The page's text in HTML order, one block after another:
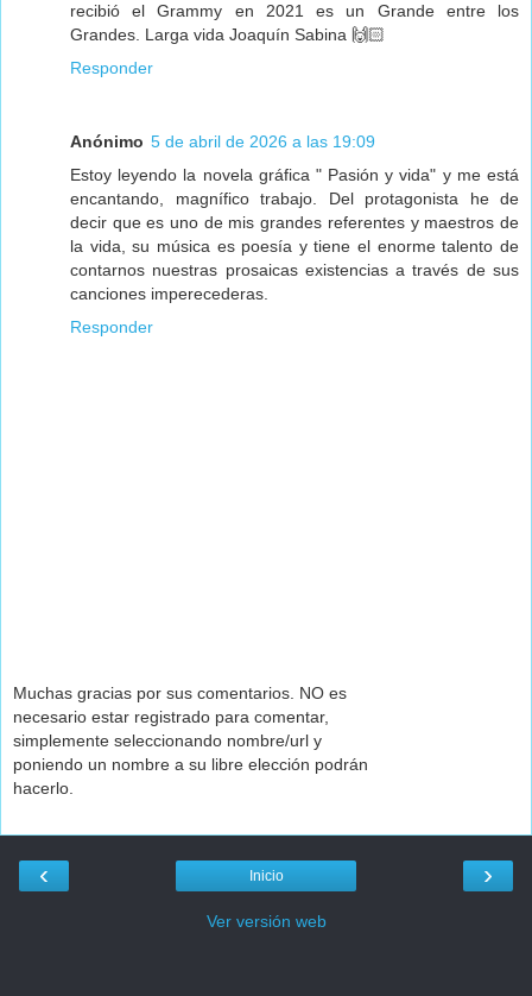
recibió el Grammy en 2021 es un Grande entre los
Grandes. Larga vida Joaquín Sabina 🙌🏻
Responder
Anónimo 5 de abril de 2026 a las 19:09
Estoy leyendo la novela gráfica " Pasión y vida" y me está
encantando, magnífico trabajo. Del protagonista he de
decir que es uno de mis grandes referentes y maestros de
la vida, su música es poesía y tiene el enorme talento de
contarnos nuestras prosaicas existencias a través de sus
canciones imperecederas.
Responder
Muchas gracias por sus comentarios. NO es
necesario estar registrado para comentar,
simplemente seleccionando nombre/url y
poniendo un nombre a su libre elección podrán
hacerlo.
‹ ›
Inicio
Ver versión web